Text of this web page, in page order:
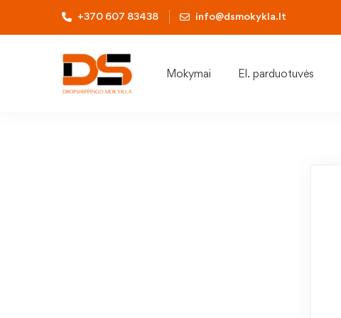
+370 607 83438 info@dsmokykla.lt
Mokymai El. parduotuvės